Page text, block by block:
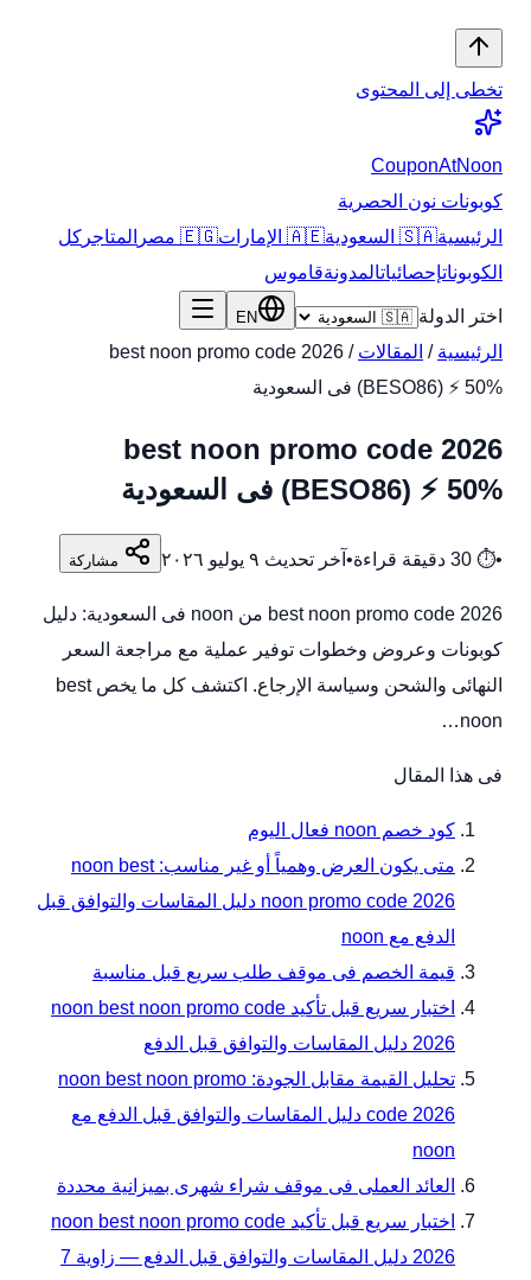
تخطى إلى المحتوى
CouponAtNoon
كوبونات نون الحصرية
الرئيسية🇸🇦 السعودية 🇦🇪 الإمارات 🇪🇬 مصر المتاجر كل
الكوبوناتإحصائياتالمدونةقاموس
اختر الدولة EN
الرئيسية / المقالات /
best noon promo code 2026
(BESO86) ⚡ 50% فى السعودية
best noon promo code 2026
(BESO86) ⚡ 50% فى السعودية
•
⏱
30 دقيقة قراءة• آخر تحديث ٩ يوليو ٢٠٢٦ مشاركة
best noon promo code 2026 من noon فى السعودية: دليل
كوبونات وعروض وخطوات توفير عملية مع مراجعة السعر
النهائى والشحن وسياسة الإرجاع. اكتشف كل ما يخص best
noon…
فى هذا المقال
كود خصم noon فعال اليوم
متى يكون العرض وهمياً أو غير مناسب: noon best
noon promo code 2026 دليل المقاسات والتوافق قبل
الدفع مع noon
قيمة الخصم فى موقف طلب سريع قبل مناسبة
اختبار سريع قبل تأكيد noon best noon promo code
2026 دليل المقاسات والتوافق قبل الدفع
تحليل القيمة مقابل الجودة: noon best noon promo
code 2026 دليل المقاسات والتوافق قبل الدفع مع
noon
العائد العملى فى موقف شراء شهرى بميزانية محددة
اختبار سريع قبل تأكيد noon best noon promo code
2026 دليل المقاسات والتوافق قبل الدفع — زاوية 7